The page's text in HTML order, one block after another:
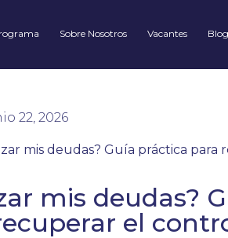
Sobre Nosotros Vacantes Blog
22, 2026
mis deudas? Guía práctica para
mis deudas?
el